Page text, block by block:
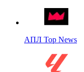
АПЛ Top News